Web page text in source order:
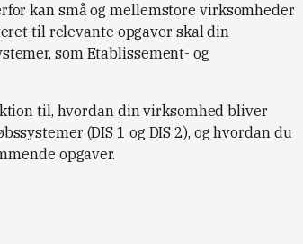
kan små og mellemstore virksomheder
til relevante opgaver skal din
som Etablissement- og
til, hvordan din virksomhed bliver
(DIS 1 og DIS 2), og hvordan du
opgaver.